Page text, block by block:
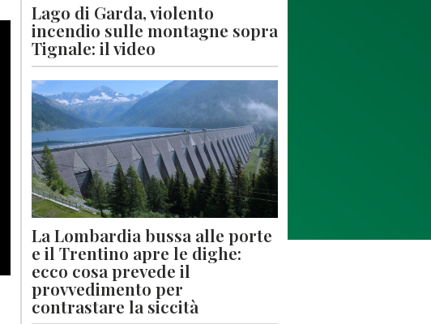
Lago di Garda, violento
incendio sulle montagne sopra
Tignale: il video
La Lombardia bussa alle porte
e il Trentino apre le dighe:
ecco cosa prevede il
provvedimento per
contrastare la siccità